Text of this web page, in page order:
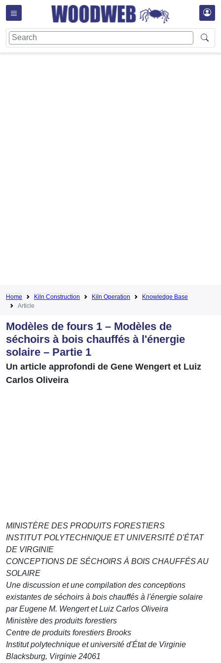
Home Kiln Construction Kiln Operation
Knowledge Base
Article
Modèles de fours 1 – Modèles de
séchoirs à bois chauffés à l'énergie
solaire – Partie 1
Un article approfondi de Gene Wengert et Luiz
Carlos Oliveira
MINISTÈRE DES PRODUITS FORESTIERS
INSTITUT POLYTECHNIQUE ET UNIVERSITÉ D'ÉTAT
DE VIRGINIE
CONCEPTIONS DE SÉCHOIRS À BOIS CHAUFFÉS AU
SOLAIRE
Une discussion et une compilation des conceptions
existantes de séchoirs à bois chauffés à l'énergie solaire
par Eugene M. Wengert et Luiz Carlos Oliveira
Ministère des produits forestiers
Centre de produits forestiers Brooks
Institut polytechnique et université d'État de Virginie
Blacksburg, Virginie 24061